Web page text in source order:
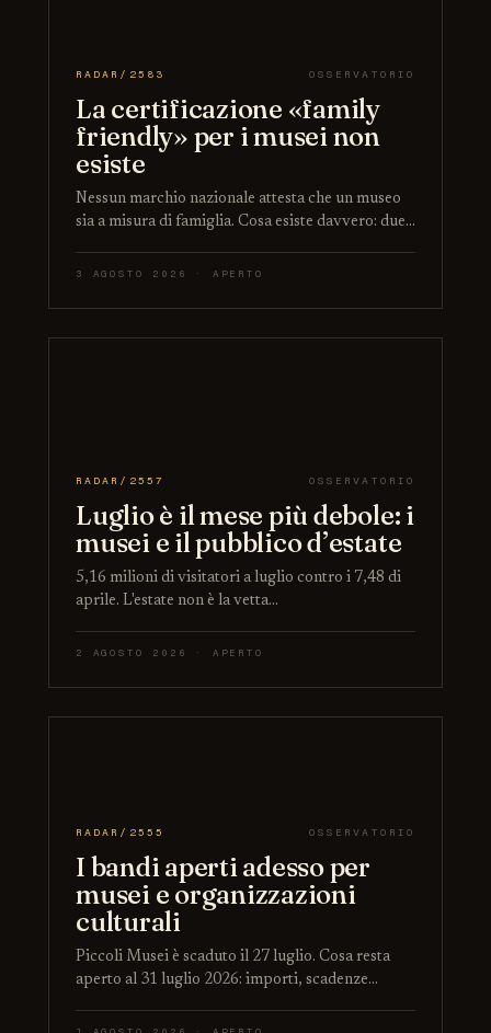
RADAR/2583 OSSERVATORIO
La certificazione «family
friendly» per i musei non
esiste
Nessun marchio nazionale attesta che un museo
sia a misura di famiglia. Cosa esiste davvero: due…
3 AGOSTO 2026 · APERTO
RADAR/2557 OSSERVATORIO
Luglio è il mese più debole: i
musei e il pubblico d’estate
5,16 milioni di visitatori a luglio contro i 7,48 di
aprile. L'estate non è la vetta…
2 AGOSTO 2026 · APERTO
RADAR/2555 OSSERVATORIO
I bandi aperti adesso per
musei e organizzazioni
culturali
Piccoli Musei è scaduto il 27 luglio. Cosa resta
aperto al 31 luglio 2026: importi, scadenze…